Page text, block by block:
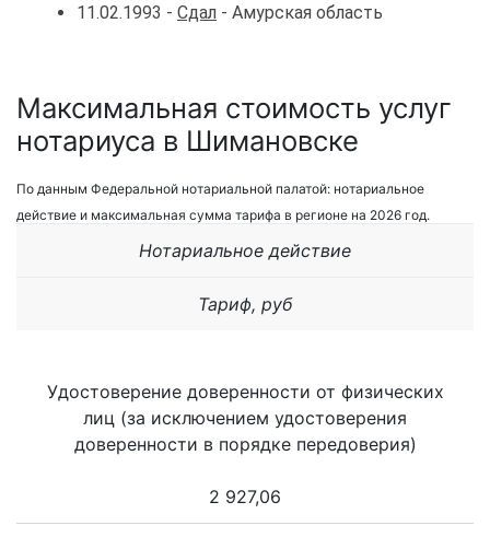
11.02.1993 - Сдал - Амурская область
Максимальная стоимость услуг
нотариуса в Шимановске
По данным Федеральной нотариальной палатой: нотариальное
действие и максимальная сумма тарифа в регионе на 2026 год.
Нотариальное действие
Тариф, руб
Удостоверение доверенности от физических
лиц (за исключением удостоверения
доверенности в порядке передоверия)
2 927,06